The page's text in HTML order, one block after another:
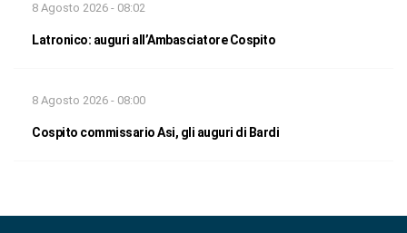
8 Agosto 2026 - 08:02
Latronico: auguri all’Ambasciatore Cospito
8 Agosto 2026 - 08:00
Cospito commissario Asi, gli auguri di Bardi